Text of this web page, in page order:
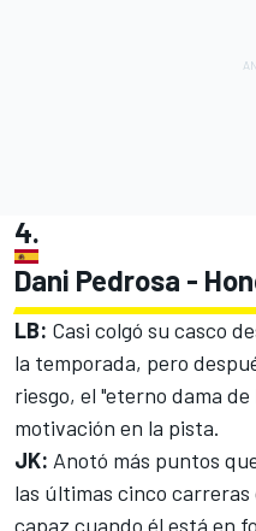
4.
Dani Pedrosa -
LB: Casi colgó su casco
la temporada, pero
riesgo, el "eterno dama
motivación en la pista.
JK: Anotó más puntos
las últimas cinco
capaz cuando él está en